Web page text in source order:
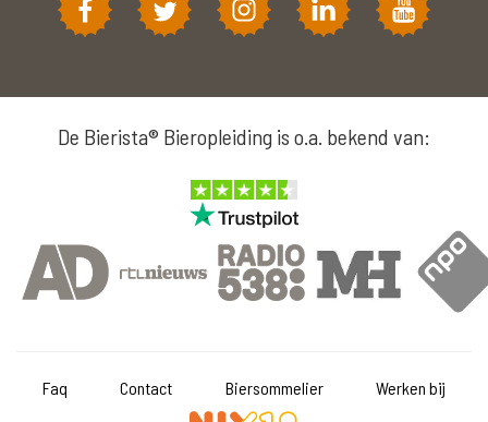
De Bierista® Bieropleiding is o.a. bekend van:
Faq Contact Biersommelier Werken bij